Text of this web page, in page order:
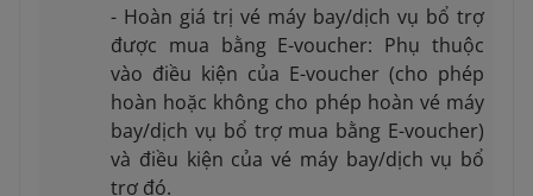
- Hoàn giá trị vé máy bay/dịch vụ bổ trợ
được mua bằng E-voucher: Phụ thuộc
vào điều kiện của E-voucher (cho phép
hoàn hoặc không cho phép hoàn vé máy
bay/dịch vụ bổ trợ mua bằng E-voucher)
và điều kiện của vé máy bay/dịch vụ bổ
trợ đó.